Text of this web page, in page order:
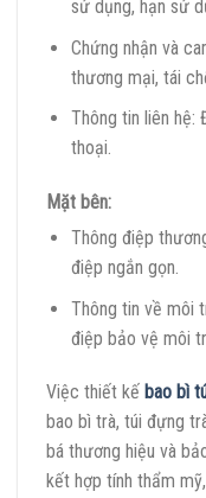
sử dụng, hạn sử
Chứng nhận và
thương mại, tái
Thông tin liên hệ:
thoại.
Mặt bên:
Thông điệp
điệp ngắn gọn.
Thông tin về môi
điệp bảo vệ môi
Việc thiết kế bao bì
bao bì trà, túi đựng
bá thương hiệu và
kết hợp tính thẩm